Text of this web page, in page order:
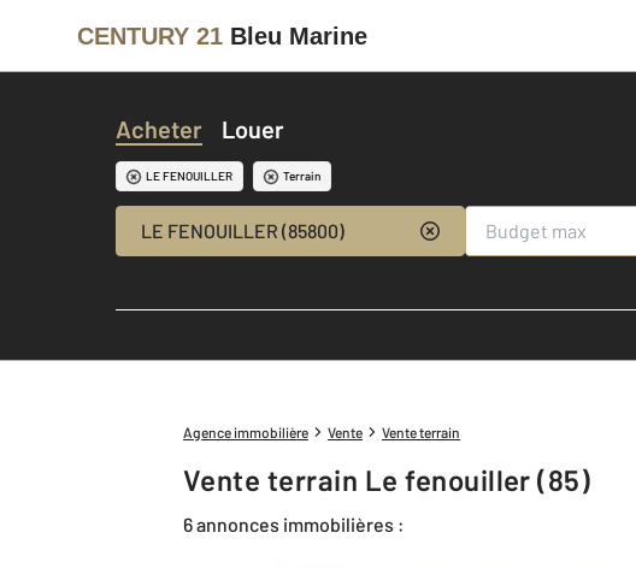
CENTURY 21 Bleu Marine
Acheter Louer
LE FENOUILLER Terrain
LE FENOUILLER (85800)
Agence immobilière Vente Vente terrain
Vente terrain Le fenouiller (85)
6 annonces immobilières :